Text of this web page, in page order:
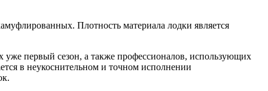
Плотность материала лодки является
первый сезон, а также профессионалов, использующих
в неукоснительном и точном исполнении